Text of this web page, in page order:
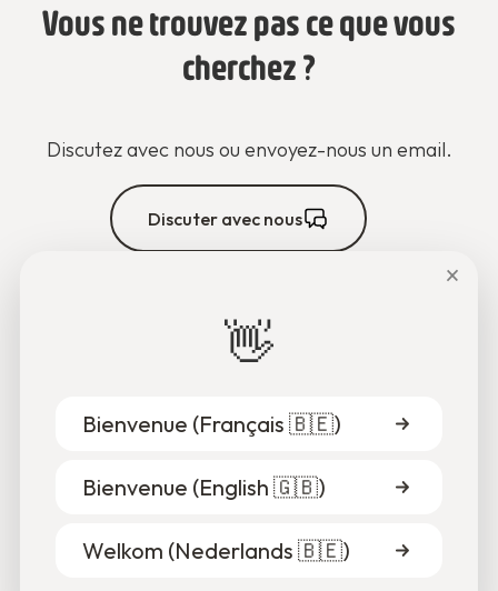
Vous ne trouvez pas ce que vous
cherchez ?
Discutez avec nous ou envoyez-nous un email.
Discuter avec nous
Recevez tous les 3 mois l'actualité de DUO for a JOB
×
👋
Bienvenue (Français 🇧🇪)
Bienvenue (English 🇬🇧)
Welkom (Nederlands 🇧🇪)